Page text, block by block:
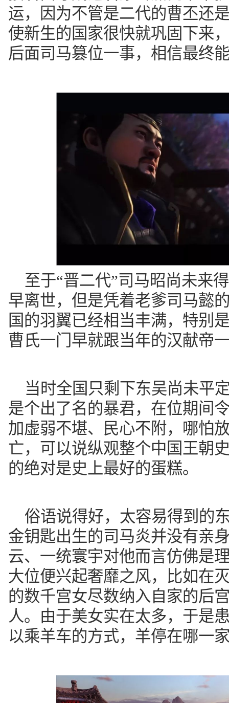
运，因为不管是二代的曹丕还
使新生的国家很快就巩固下来
后面司马篡位一事，相信最终
至于“晋二代”司马昭尚未来
早离世，但是凭着老爹司马懿
国的羽翼已经相当丰满，特别
曹氏一门早就跟当年的汉献帝
当时全国只剩下东吴尚未平
是个出了名的暴君，在位期间
加虚弱不堪、民心不附，哪怕
亡，可以说纵观整个中国王朝
的绝对是史上最好的蛋糕。
俗语说得好，太容易得到的
金钥匙出生的司马炎并没有亲
云、一统寰宇对他而言仿佛是
大位便兴起奢靡之风，比如在
的数千宫女尽数纳入自家的后
人。由于美女实在太多，于是
以乘羊车的方式，羊停在哪一